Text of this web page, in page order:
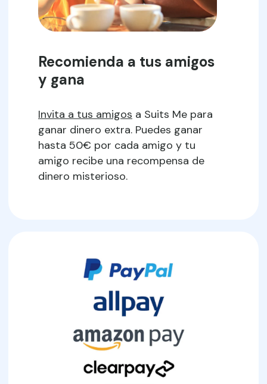
Recomienda a tus amigos
y gana
Invita a tus amigos a Suits Me para
ganar dinero extra. Puedes ganar
hasta 50€ por cada amigo y tu
amigo recibe una recompensa de
dinero misterioso.